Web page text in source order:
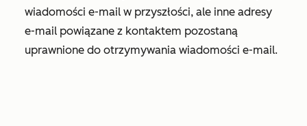
wiadomości e-mail w przyszłości, ale inne adresy
e-mail powiązane z kontaktem pozostaną
uprawnione do otrzymywania wiadomości e-mail.